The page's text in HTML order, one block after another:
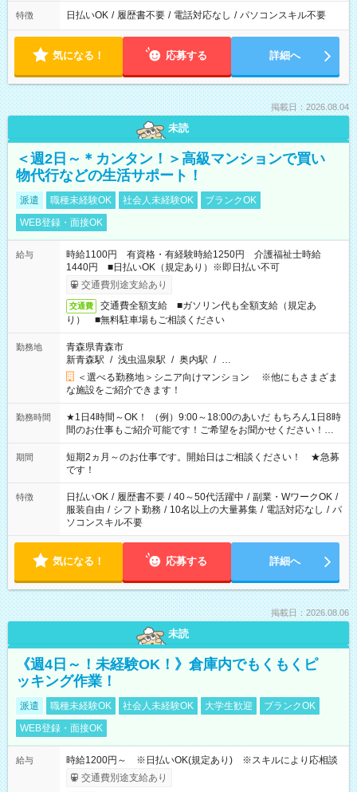
特徴 日払いOK / 履歴書不要 / 電話対応なし / パソコンスキル不要
気になる！ 応募する 詳細へ
掲載日：2026.08.04
未読
＜週2日～＊カンタン！＞高級マンションで買い
物代行などの生活サポート！
派遣 職種未経験OK 社会人未経験OK
ブランクOK
WEB登録・面接OK
給与
時給1100円 有資格・有経験時給1250円 介護福祉士時給
1440円 ■日払いOK（規定あり）※即日払い不可
交通費別途支給あり
交通費
交通費全額支給 ■ガソリン代も全額支給（規定あ
り） ■無料駐車場もご相談ください
勤務地
青森県青森市
新青森駅 / 浅虫温泉駅 / 奥内駅 / …
＜選べる勤務地＞シニア向けマンション ※他にもさまざま
な施設をご紹介できます！
勤務時間
★1日4時間～OK！ （例）9:00～18:00のあいだ もちろん1日8時
間のお仕事もご紹介可能です！ご希望をお聞かせください！★
家庭の都合でお休みが必要な場合も遠慮なくご相談ください。
※週最低15時間以上の勤務が必要です
期間
短期2ヵ月～のお仕事です。開始日はご相談ください！ ★急募
です！
特徴 日払いOK / 履歴書不要 / 40～50代活躍中 / 副業・WワークOK /
服装自由 / シフト勤務 / 10名以上の大量募集 / 電話対応なし / パ
ソコンスキル不要
気になる！ 応募する 詳細へ
掲載日：2026.08.06
未読
《週4日～！未経験OK！》倉庫内でもくもくピ
ッキング作業！
派遣 職種未経験OK 社会人未経験OK 大学生歓迎
ブランクOK
WEB登録・面接OK
給与
時給1200円～ ※日払いOK(規定あり) ※スキルにより応相談
交通費別途支給あり